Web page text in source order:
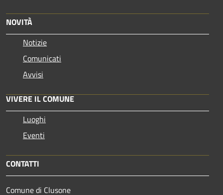
NOVITÀ
Notizie
Comunicati
Avvisi
VIVERE IL COMUNE
Luoghi
Eventi
CONTATTI
Comune di Clusone